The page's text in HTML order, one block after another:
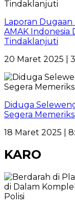
Laporan Dugaan
AMAK Indonesia
Tindaklanjuti
20 Maret 2025 |
Diduga
Segera
18 Maret 2025 |
KARO